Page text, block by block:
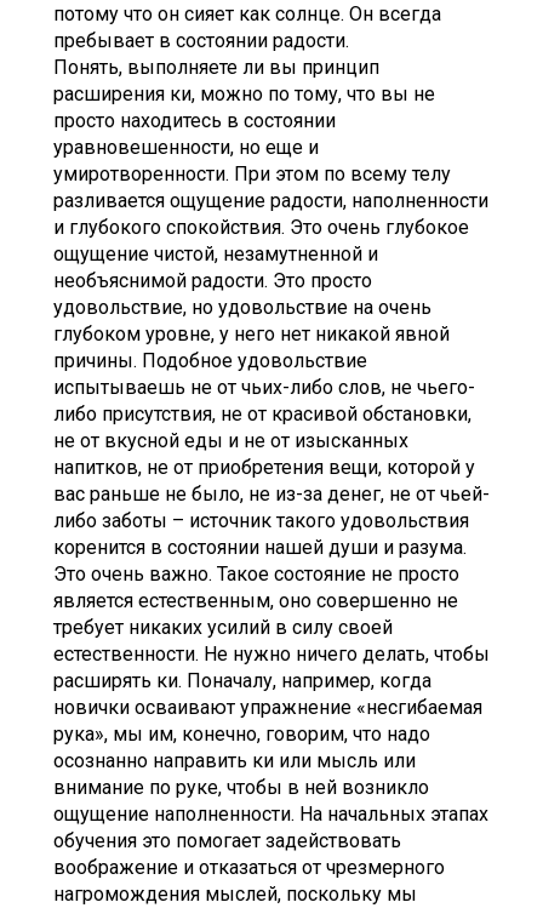
потому что он сияет как солнце. Он всегда
пребывает в состоянии радости.
Понять, выполняете ли вы принцип
расширения ки, можно по тому, что вы не
просто находитесь в состоянии
уравновешенности, но еще и
умиротворенности. При этом по всему телу
разливается ощущение радости, наполненности
и глубокого спокойствия. Это очень глубокое
ощущение чистой, незамутненной и
необъяснимой радости. Это просто
удовольствие, но удовольствие на очень
глубоком уровне, у него нет никакой явной
причины. Подобное удовольствие
испытываешь не от чьих-либо слов, не чьего-
либо присутствия, не от красивой обстановки,
не от вкусной еды и не от изысканных
напитков, не от приобретения вещи, которой у
вас раньше не было, не из-за денег, не от чьей-
либо заботы – источник такого удовольствия
коренится в состоянии нашей души и разума.
Это очень важно. Такое состояние не просто
является естественным, оно совершенно не
требует никаких усилий в силу своей
естественности. Не нужно ничего делать, чтобы
расширять ки. Поначалу, например, когда
новички осваивают упражнение «несгибаемая
рука», мы им, конечно, говорим, что надо
осознанно направить ки или мысль или
внимание по руке, чтобы в ней возникло
ощущение наполненности. На начальных этапах
обучения это помогает задействовать
воображение и отказаться от чрезмерного
нагромождения мыслей, поскольку мы